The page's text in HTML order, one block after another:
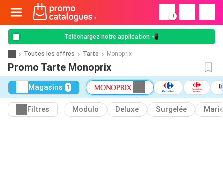
!
Téléchargez notre application 📲
Toutes les offres Tarte Monoprix
Promo Tarte Monoprix
Magasins 1
Filtres Modulo Deluxe Surgelée Marie